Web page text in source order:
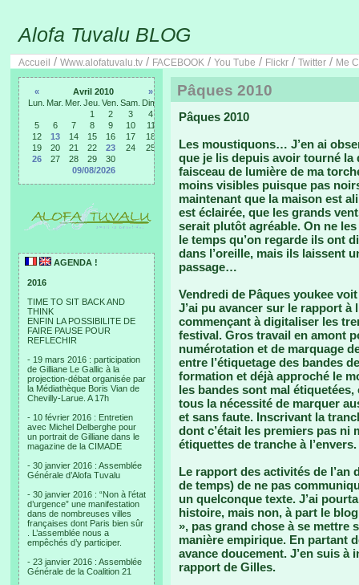
Alofa Tuvalu BLOG
Accueil / Www.alofatuvalu.tv / FACEBOOK / You Tube / Flickr / Twitter / Me
« Avril 2010
»
Lun. Mar. Mer. Jeu. Ven. Sam. Dim.
1
2 3
4
5
6 7 8 9 10
11
12
13 14 15 16 17
18
19
20 21 22 23 24
25
26
27 28 29
30
09/08/2026
AGENDA !
2016
TIME TO SIT BACK AND
THINK
ENFIN LA POSSIBILITE DE
FAIRE PAUSE POUR
REFLECHIR
- 19 mars 2016 : participation
de Gilliane Le Gallic à la
projection-débat organisée par
la Médiathèque Boris Vian de
Chevilly-Larue. A 17h
- 10 février 2016 : Entretien
avec Michel Delberghe pour
un portrait de Gilliane dans le
magazine de la CIMADE
- 30 janvier 2016 : Assemblée
Générale d’Alofa Tuvalu
- 30 janvier 2016 : “Non à l’état
d’urgence” une manifestation
dans de nombreuses villes
françaises dont Paris bien sûr
. L’assemblée nous a
empêchés d’y participer.
- 23 janvier 2016 : Assemblée
Générale de la Coalition 21
Pâques 2010
Pâques 2010
Les moustiquons… J’en ai
que je lis depuis avoir tourné
faisceau de lumière de ma
moins visibles puisque pas
maintenant que la maison est
est éclairée, que les grands
serait plutôt agréable. On ne
le temps qu’on regarde ils ont
dans l’oreille, mais ils laissent
passage…
Vendredi de Pâques youkee
J’ai pu avancer sur le rapport à
commençant à digitaliser les
festival. Gros travail en amont
numérotation et de marquage
entre l’étiquetage des bandes
formation et déjà approché le
les bandes sont mal
tous la nécessité de marquer
et sans faute. Inscrivant la
dont c’était les premiers pas ni
étiquettes de tranche à l’envers.
Le rapport des activités de
de temps) de ne pas
un quelconque texte. J’ai
histoire, mais non, à part le
», pas grand chose à se mettre
manière empirique. En partant
avance doucement. J’en suis
rapport de Gilles.